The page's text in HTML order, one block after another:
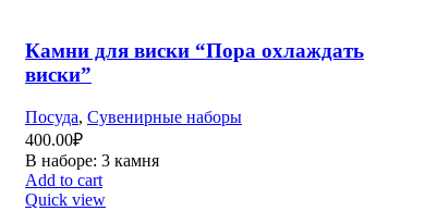
Камни для виски “Пора охлаждать
виски”
Посуда, Сувенирные наборы
400.00₽
В наборе: 3 камня
Add to cart
Quick view